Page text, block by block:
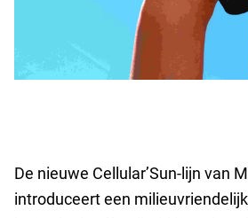
De nieuwe Cellular’Sun-lijn van
introduceert een